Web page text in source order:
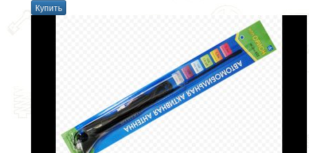
Купить